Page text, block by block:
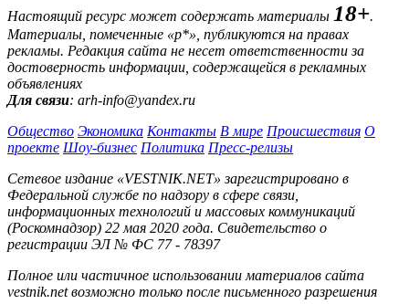
Настоящий ресурс может содержать материалы 18+.
Материалы, помеченные «р*», публикуются на правах
рекламы. Редакция сайта не несет ответственности за
достоверность информации, содержащейся в рекламных
объявлениях
Для связи: arh-info@yandex.ru
Общество Экономика Контакты В мире Происшествия О
проекте Шоу-бизнес Политика Пресс-релизы
Сетевое издание «VESTNIK.NET» зарегистрировано в
Федеральной службе по надзору в сфере связи,
информационных технологий и массовых коммуникаций
(Роскомнадзор) 22 мая 2020 года. Свидетельство о
регистрации ЭЛ № ФС 77 - 78397
Полное или частичное использовании материалов сайта
vestnik.net возможно только после письменного разрешения